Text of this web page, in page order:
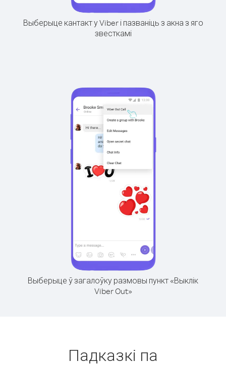
Выберыце кантакт у Viber і пазваніць з акна з яго
звесткамі
Выберыце ў загалоўку размовы пункт «Выклік
Viber Out»
Падказкі па